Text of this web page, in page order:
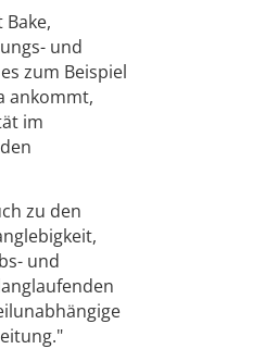
und
zum Beispiel
ankommt,
im
zu den
und